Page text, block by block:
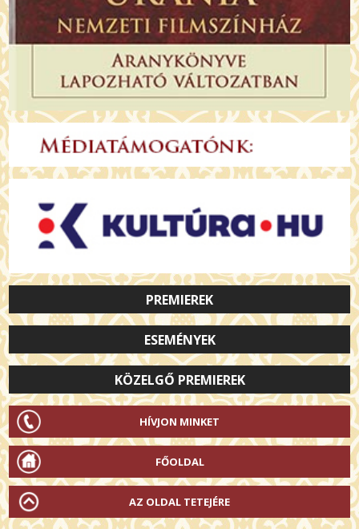
PREMIEREK
ESEMÉNYEK
KÖZELGŐ PREMIEREK
HÍVJON MINKET
FŐOLDAL
AZ OLDAL TETEJÉRE